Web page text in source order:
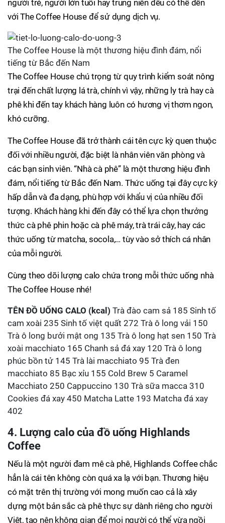
người trẻ, người lớn tuổi hay trung niên đều có thể đến
với The Coffee House để sử dụng dịch vụ.
The Coffee House là một thương hiệu đình đám, nổi
tiếng từ Bắc đến Nam
The Coffee House chú trọng từ quy trình kiểm soát nông
trại đến chất lượng lá trà, chính vì vậy, những ly trà hay cà
phê khi đến tay khách hàng luôn có hương vị thơm ngon,
khó cưỡng.
The Coffee House đã trở thành cái tên cực kỳ quen thuộc
đối với nhiều người, đặc biệt là nhân viên văn phòng và
các bạn sinh viên. “Nhà cà phê” là một thương hiệu đình
đám, nổi tiếng từ Bắc đến Nam. Thức uống tại đây cực kỳ
hấp dẫn và đa dạng, phù hợp với khẩu vị của nhiều đối
tượng. Khách hàng khi đến đây có thể lựa chọn thưởng
thức cà phê phin hoặc cà phê máy, trà trái cây, hay các
thức uống từ matcha, socola,… tùy vào sở thích cá nhân
của mỗi người.
Cùng theo dõi lượng calo chứa trong mỗi thức uống nhà
The Coffee House nhé!
TÊN ĐỒ UỐNG CALO (kcal) Trà đào cam sả 185 Sinh tố
cam xoài 235 Sinh tố việt quất 272 Trà ô long vải 150
Trà ô long bưởi mật ong 135 Trà ô long hạt sen 150 Trà
xoài macchiato 165 Chanh sả đá xay 120 Trà ô long
phúc bồn tử 145 Trà lài macchiato 95 Trà đen
macchiato 85 Bạc xỉu 155 Cold Brew 5 Caramel
Macchiato 250 Cappuccino 130 Trà sữa macca 310
Cookies đá xay 450 Matcha Latte 193 Matcha đá xay
402
4. Lượng calo của đồ uống Highlands
Coffee
Nếu là một người đam mê cà phê, Highlands Coffee chắc
hẳn là cái tên không còn quá xa lạ với bạn. Thương hiệu
có mặt trên thị trường với mong muốn cao cả là xây
dựng một bản sắc cà phê thực sự dành riêng cho người
Việt, tạo nên không gian để mọi người có thể vừa ngồi